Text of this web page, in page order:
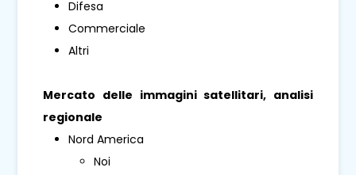
Difesa
Commerciale
Altri
Mercato delle immagini satellitari, analisi
regionale
Nord America
Noi